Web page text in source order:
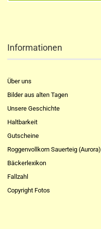
Informationen
Über uns
Bilder aus alten Tagen
Unsere Geschichte
Haltbarkeit
Gutscheine
Roggenvollkorn Sauerteig (Aurora)
Bäckerlexikon
Fallzahl
Copyright Fotos